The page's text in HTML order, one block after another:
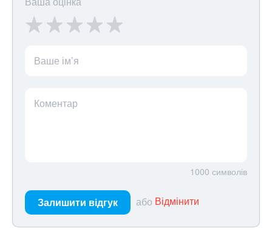
Ваше ім’я
Коментар
1000 символів
Залишити відгук або Відмінити